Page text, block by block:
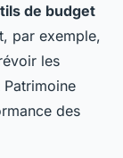
de budget
par exemple,
les
des